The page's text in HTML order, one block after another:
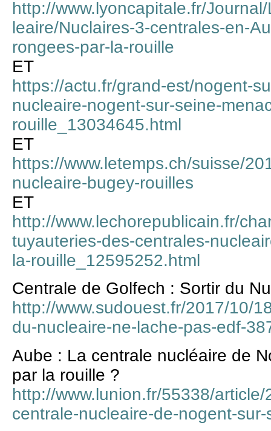
http://www.lyoncapitale.fr/
leaire/Nuclaires-3-centrales-en-
rongees-par-la-rouille
ET
https://actu.fr/grand-est/nogent-
nucleaire-nogent-sur-seine-
rouille_13034645.html
ET
https://www.letemps.ch/suisse/
nucleaire-bugey-rouilles
ET
http://www.lechorepublicain.fr/
tuyauteries-des-centrales-
la-rouille_12595252.html
Centrale de Golfech : Sortir du
http://www.sudouest.fr/2017/10/
du-nucleaire-ne-lache-pas-edf-
Aube : La centrale nucléaire de
par la rouille ?
http://www.lunion.fr/55338/
centrale-nucleaire-de-nogent-